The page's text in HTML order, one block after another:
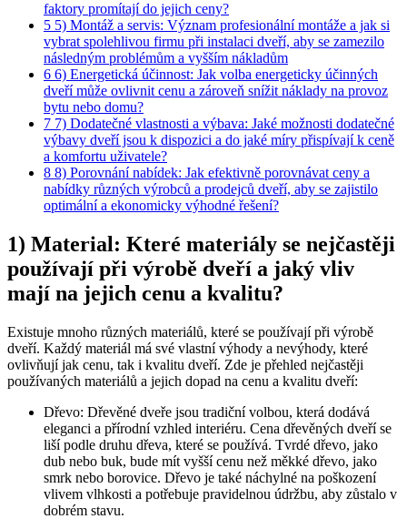
faktory promítají do jejich ceny?
5 5) Montáž a servis: Význam profesionální montáže a jak si
vybrat spolehlivou firmu při instalaci dveří, aby se zamezilo
následným problémům a vyšším nákladům
6 6) Energetická účinnost: Jak volba energeticky účinných
dveří může ovlivnit cenu a zároveň snížit náklady na provoz
bytu nebo domu?
7 7) Dodatečné vlastnosti a výbava: Jaké možnosti dodatečné
výbavy dveří jsou k dispozici a do jaké míry přispívají k ceně
a komfortu uživatele?
8 8) Porovnání nabídek: Jak efektivně porovnávat ceny a
nabídky různých výrobců a prodejců dveří, aby se zajistilo
optimální a ekonomicky výhodné řešení?
1) Material: Které materiály se nejčastěji
používají při výrobě dveří a jaký vliv
mají na jejich cenu a kvalitu?
Existuje mnoho různých materiálů, které se používají při výrobě
dveří. Každý materiál má své vlastní výhody a nevýhody, které
ovlivňují jak cenu, tak i kvalitu dveří. Zde je přehled nejčastěji
používaných materiálů a jejich dopad na cenu a kvalitu dveří:
Dřevo: Dřevěné dveře jsou tradiční volbou, která dodává
eleganci a přírodní vzhled interiéru. Cena dřevěných dveří se
liší podle druhu dřeva, které se používá. Tvrdé dřevo, jako
dub nebo buk, bude mít vyšší cenu než měkké dřevo, jako
smrk nebo borovice. Dřevo je také náchylné na poškození
vlivem vlhkosti a potřebuje pravidelnou údržbu, aby zůstalo v
dobrém stavu.